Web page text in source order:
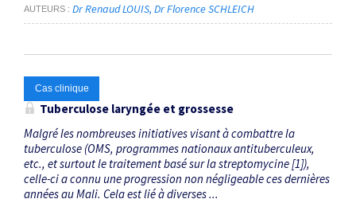
AUTEURS Dr Renaud LOUIS Dr Florence SCHLEICH
Cas clinique
Tuberculose laryngée et grossesse
Malgré les nombreuses initiatives visant à combattre la
tuberculose (OMS, programmes nationaux antituberculeux,
etc., et surtout le traitement basé sur la streptomycine [1]),
celle-ci a connu une progression non négligeable ces dernières
années au Mali. Cela est lié à diverses ...